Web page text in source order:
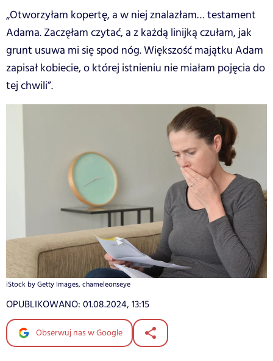
„Otworzyłam kopertę, a w niej znalazłam… testament
Adama. Zaczęłam czytać, a z każdą linijką czułam, jak
grunt usuwa mi się spod nóg. Większość majątku Adam
zapisał kobiecie, o której istnieniu nie miałam pojęcia do
tej chwili”.
iStock by Getty Images, chameleonseye
OPUBLIKOWANO: 01.08.2024, 13:15
Obserwuj nas w Google